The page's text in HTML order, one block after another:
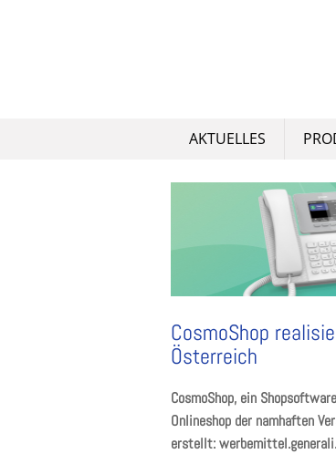
AKTUELLES
CosmoShop
Österreich
CosmoShop, ein
Onlineshop der namhaften
erstellt: